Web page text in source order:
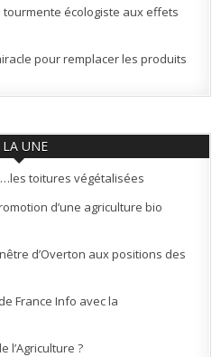
tourmente écologiste aux effets
pour remplacer les produits
UNE
toitures végétalisées
d’une agriculture bio
d’Overton aux positions des
France Info avec la
l’Agriculture ?